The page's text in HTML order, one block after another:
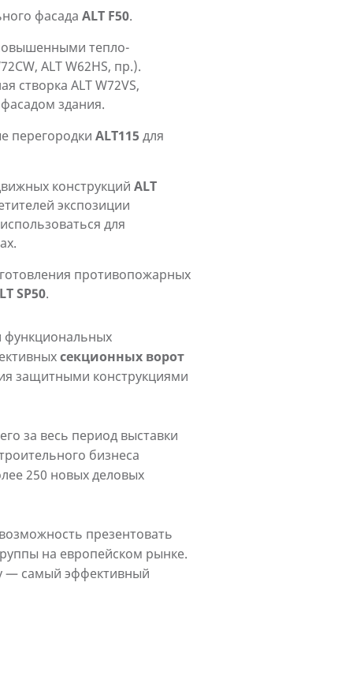
фасада ALT F50.
тепло-
ALT W62HS, пр.).
створка ALT W72VS,
здания.
перегородки ALT115 для
конструкций ALT
экспозиции
для
противопожарных
SP50.
функциональных
секционных ворот
защитными конструкциями
за весь период выставки
бизнеса
250 новых деловых
презентовать
на европейском рынке.
— самый эффективный